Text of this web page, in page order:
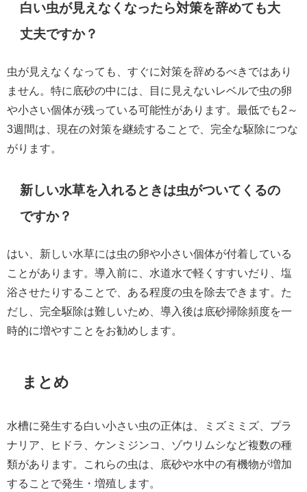
白い虫が見えなくなったら対策を辞めても大
丈夫ですか？
虫が見えなくなっても、すぐに対策を辞めるべきではあり
ません。特に底砂の中には、目に見えないレベルで虫の卵
や小さい個体が残っている可能性があります。最低でも2～
3週間は、現在の対策を継続することで、完全な駆除につな
がります。
新しい水草を入れるときは虫がついてくるの
ですか？
はい、新しい水草には虫の卵や小さい個体が付着している
ことがあります。導入前に、水道水で軽くすすいだり、塩
浴させたりすることで、ある程度の虫を除去できます。た
だし、完全駆除は難しいため、導入後は底砂掃除頻度を一
時的に増やすことをお勧めします。
まとめ
水槽に発生する白い小さい虫の正体は、ミズミミズ、プラ
ナリア、ヒドラ、ケンミジンコ、ゾウリムシなど複数の種
類があります。これらの虫は、底砂や水中の有機物が増加
することで発生・増殖します。